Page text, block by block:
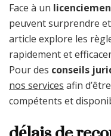
Face à un
peuvent surprendre
article explore les
rapidement et
Pour des conseils
nos services afin
compétents et